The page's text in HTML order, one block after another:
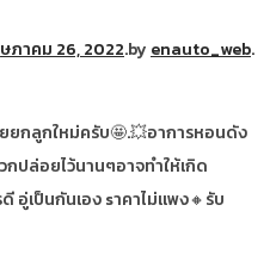
ภาคม 26, 2022.by enauto_web.
ยกลูกใหม่ครับ🤩.💥อาการหอนดัง
ปล่อยไว้นานๆอาจทำให้เกิด
อู่เป็นกันเอง sาคาไม่แพง🔸รับ